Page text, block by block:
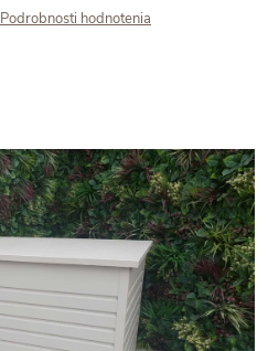
Podrobnosti hodnotenia